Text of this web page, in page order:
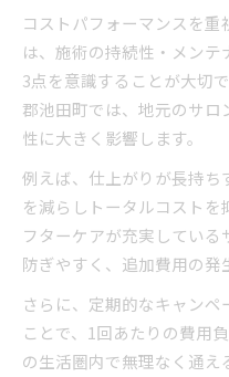
コストパフォーマンスを
は、施術の持続性・メン
3点を意識することが大切
郡池田町では、地元のサ
性に大きく影響します。
例えば、仕上がりが長持ち
を減らしトータルコスト
フターケアが充実してい
防ぎやすく、追加費用の発
さらに、定期的なキャンペ
ことで、1回あたりの費用
の生活圏内で無理なく通え